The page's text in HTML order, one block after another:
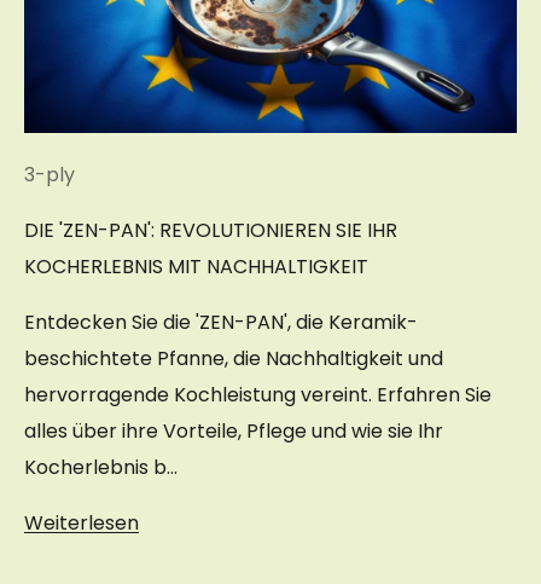
3-ply
DIE 'ZEN-PAN': REVOLUTIONIEREN SIE IHR
KOCHERLEBNIS MIT NACHHALTIGKEIT
Entdecken Sie die 'ZEN-PAN', die Keramik-
beschichtete Pfanne, die Nachhaltigkeit und
hervorragende Kochleistung vereint. Erfahren Sie
alles über ihre Vorteile, Pflege und wie sie Ihr
Kocherlebnis b...
Weiterlesen